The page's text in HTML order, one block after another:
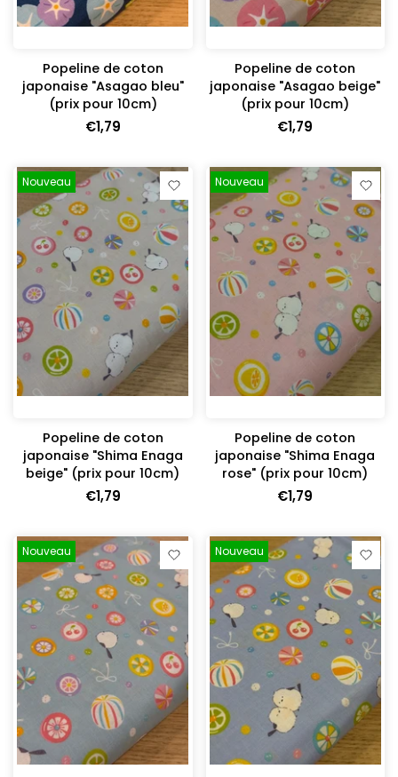
Popeline de coton
japonaise "Asagao bleu"
(prix pour 10cm)
€1,79
Popeline de coton
japonaise "Asagao beige"
(prix pour 10cm)
€1,79
Nouveau
Popeline de coton
japonaise "Shima Enaga
beige" (prix pour 10cm)
€1,79
Nouveau
Popeline de coton
japonaise "Shima Enaga
rose" (prix pour 10cm)
€1,79
Nouveau Nouveau